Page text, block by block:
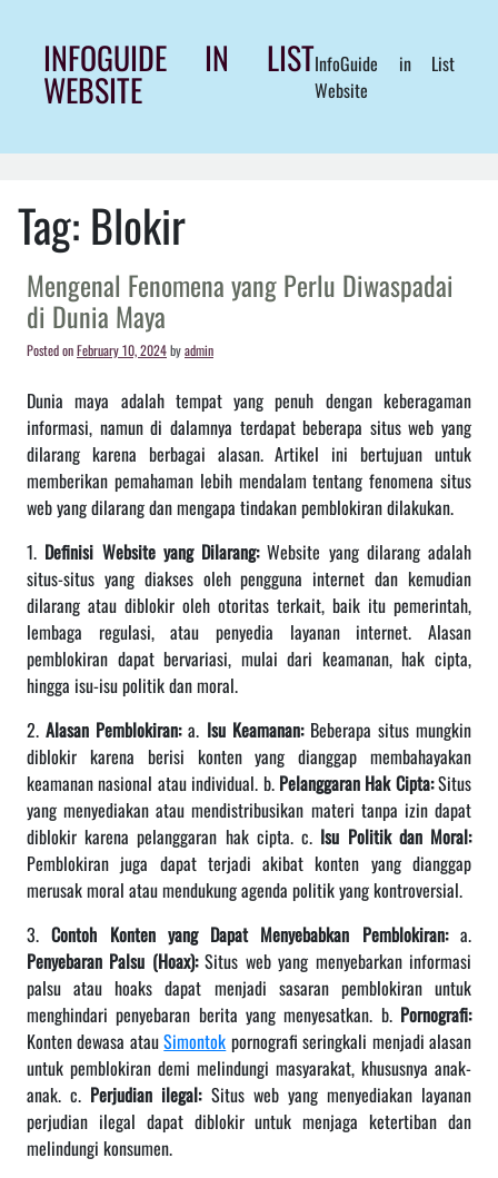
contentINFOGUIDE IN LIST
WEBSITE
InfoGuide in List
Website
Tag: Blokir
Mengenal Fenomena yang Perlu Diwaspadai
di Dunia Maya
Posted onFebruary 10, 2024byadmin
Dunia maya adalah tempat yang penuh dengan keberagaman
informasi, namun di dalamnya terdapat beberapa situs web yang
dilarang karena berbagai alasan. Artikel ini bertujuan untuk
memberikan pemahaman lebih mendalam tentang fenomena situs
web yang dilarang dan mengapa tindakan pemblokiran dilakukan.
1. Definisi Website yang Dilarang:Website yang dilarang adalah
situs-situs yang diakses oleh pengguna internet dan kemudian
dilarang atau diblokir oleh otoritas terkait, baik itu pemerintah,
lembaga regulasi, atau penyedia layanan internet. Alasan
pemblokiran dapat bervariasi, mulai dari keamanan, hak cipta,
hingga isu-isu politik dan moral.
2.Alasan Pemblokiran:a. Isu Keamanan:Beberapa situs mungkin
diblokir karena berisi konten yang dianggap membahayakan
keamanan nasional atau individual. b. Pelanggaran Hak Cipta:Situs
yang menyediakan atau mendistribusikan materi tanpa izin dapat
diblokir karena pelanggaran hak cipta. c. Isu Politik dan Moral:
Pemblokiran juga dapat terjadi akibat konten yang dianggap
merusak moral atau mendukung agenda politik yang kontroversial.
3.Contoh Konten yang Dapat Menyebabkan Pemblokiran:a.
Penyebaran Palsu (Hoax):Situs web yang menyebarkan informasi
palsu atau hoaks dapat menjadi sasaran pemblokiran untuk
menghindari penyebaran berita yang menyesatkan. b. Pornografi:
Konten dewasa atauSimontok pornografi seringkali menjadi alasan
untuk pemblokiran demi melindungi masyarakat, khususnya anak-
anak. c. Perjudian ilegal:Situs web yang menyediakan layanan
perjudian ilegal dapat diblokir untuk menjaga ketertiban dan
melindungi konsumen.